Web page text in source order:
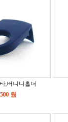
,버니니홀더
원